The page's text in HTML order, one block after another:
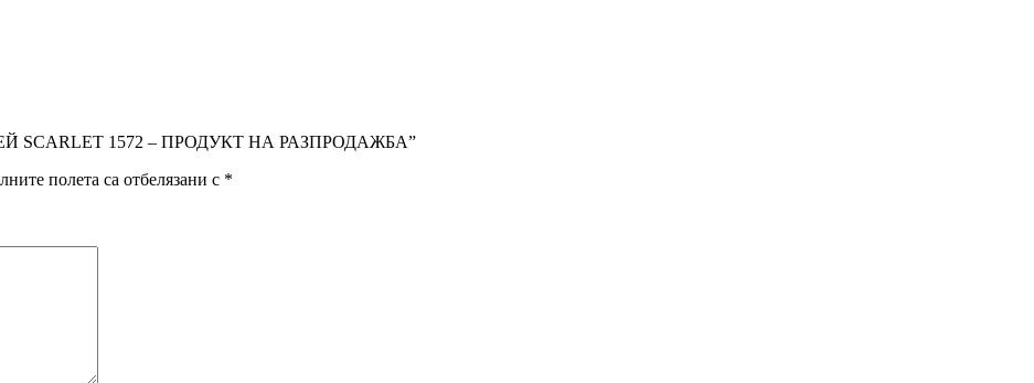
SCARLET 1572 – ПРОДУКТ НА РАЗПРОДАЖБА”
полета са отбелязани с *